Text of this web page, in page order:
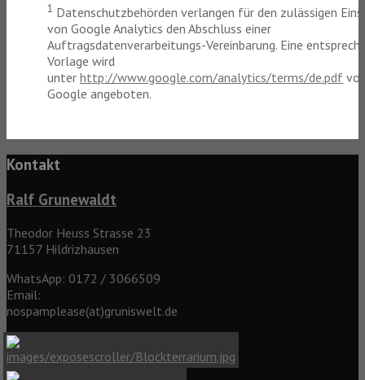
1 Datenschutzbehörden verlangen für den zulässigen
von Google Analytics den Abschluss einer
Auftragsdatenverarbeitungs-Vereinbarung. Eine
Vorlage wird
unter http://www.google.com/analytics/terms/de.pdf
Google angeboten.
Kontakt
Ralf Grunewaldt
Theodor Heuss Strasse 23
71157 Hildrizhausen
WhatsApp: 0172 / 3066509
Email:
nospamplease(at)gruniswelt.de